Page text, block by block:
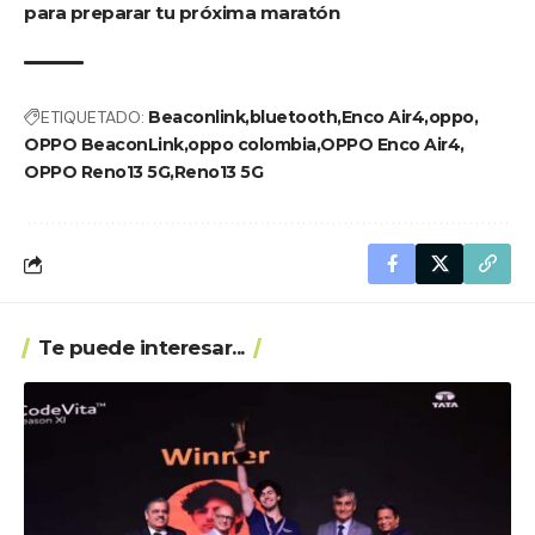
para preparar tu próxima maratón
ETIQUETADO: BeaconlinkbluetoothEnco Air4oppo
OPPO BeaconLinkoppo colombiaOPPO Enco Air4
OPPO Reno13 5GReno13 5G
Te puede interesar...